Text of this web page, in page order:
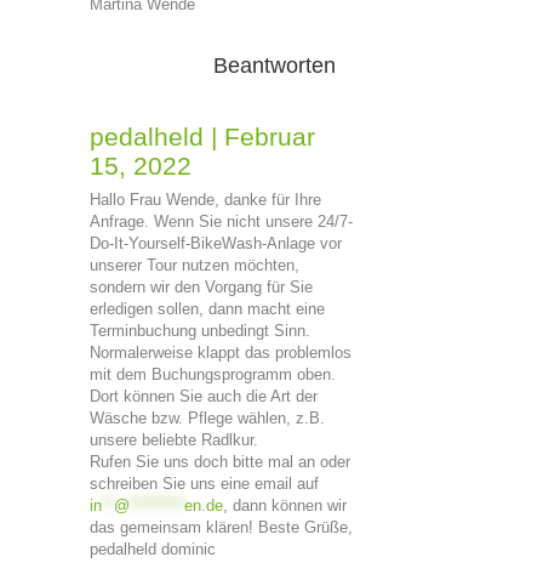
Martina Wende
Beantworten
pedalheld | Februar
15, 2022
Hallo Frau Wende, danke für Ihre
Anfrage. Wenn Sie nicht unsere 24/7-
Do-It-Yourself-BikeWash-Anlage vor
unserer Tour nutzen möchten,
sondern wir den Vorgang für Sie
erledigen sollen, dann macht eine
Terminbuchung unbedingt Sinn.
Normalerweise klappt das problemlos
mit dem Buchungsprogramm oben.
Dort können Sie auch die Art der
Wäsche bzw. Pflege wählen, z.B.
unsere beliebte Radlkur.
Rufen Sie uns doch bitte mal an oder
schreiben Sie uns eine email auf
in
@ en.de, dann können wir
das gemeinsam klären! Beste Grüße,
pedalheld dominic